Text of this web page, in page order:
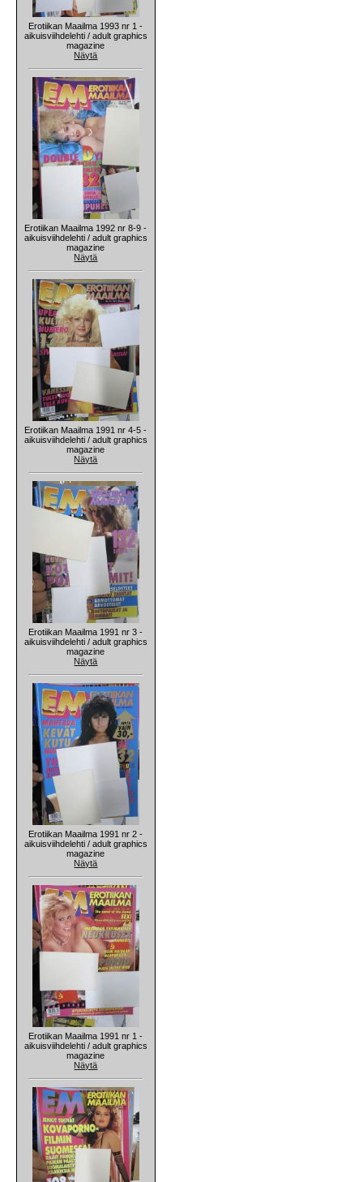
Erotiikan Maailma 1993 nr 1 -
aikuisviihdelehti / adult graphics
magazine
Näytä
Erotiikan Maailma 1992 nr 8-9 -
aikuisviihdelehti / adult graphics
magazine
Näytä
Erotiikan Maailma 1991 nr 4-5 -
aikuisviihdelehti / adult graphics
magazine
Näytä
Erotiikan Maailma 1991 nr 3 -
aikuisviihdelehti / adult graphics
magazine
Näytä
Erotiikan Maailma 1991 nr 2 -
aikuisviihdelehti / adult graphics
magazine
Näytä
Erotiikan Maailma 1991 nr 1 -
aikuisviihdelehti / adult graphics
magazine
Näytä